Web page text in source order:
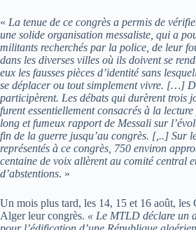
« La tenue de ce congrès a permis de
une solide organisation messaliste, qui a
militants recherchés par la police, de leur
dans les diverses villes où ils doivent se
eux les fausses pièces d’identité sans
se déplacer ou tout simplement vivre. […]
participèrent. Les débats qui durèrent trois
furent essentiellement consacrés à la
long et fumeux rapport de Messali sur
fin de la guerre jusqu’au congrès. [,..] Sur
représentés à ce congrès, 750 environ
centaine de voix allèrent au comité central
d’abstentions. »
Un mois plus tard, les 14, 15 et 16 août, les
Alger leur congrès. « Le MTLD déclare un